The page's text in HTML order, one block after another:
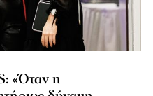
«Όταν η